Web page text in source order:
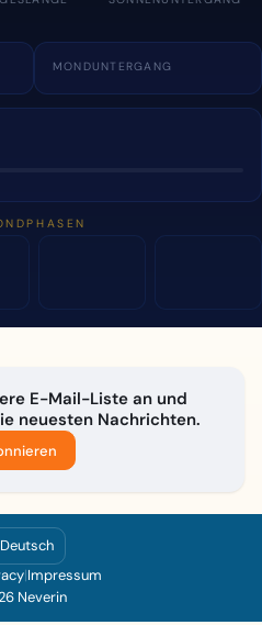
MONDUNTERGANG
E-Mail-Liste an und
neuesten Nachrichten.
Deutsch
|Impressum
Neverin